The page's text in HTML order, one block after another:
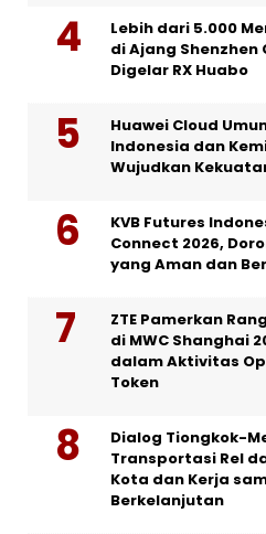
Lebih dari 5.000
di Ajang Shenzhen
Digelar RX Huabo
Huawei Cloud
Indonesia dan
Wujudkan
KVB Futures
Connect 2026,
yang Aman dan
ZTE Pamerkan
di MWC Shanghai
dalam Aktivitas
Token
Dialog Tiongkok-
Transportasi Rel
Kota dan Kerja
Berkelanjutan